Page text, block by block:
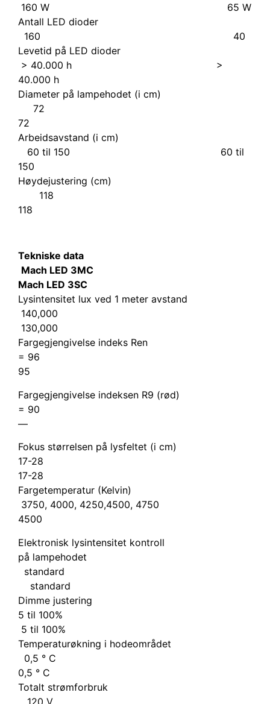
160 W 65 W
Antall LED dioder
160 40
Levetid på LED dioder
> 40.000 h >
40.000 h
Diameter på lampehodet (i cm)
72
72
Arbeidsavstand (i cm)
60 til 150 60 til
150
Høydejustering (cm)
118
118
Tekniske data
Mach LED 3MC
Mach LED 3SC
Lysintensitet lux ved 1 meter avstand
140,000
130,000
Fargegjengivelse indeks Ren
= 96
95
Fargegjengivelse indeksen R9 (rød)
= 90
—
Fokus størrelsen på lysfeltet (i cm)
17-28
17-28
Fargetemperatur (Kelvin)
3750, 4000, 4250,4500, 4750
4500
Elektronisk lysintensitet kontroll
på lampehodet
standard
standard
Dimme justering
5 til 100%
5 til 100%
Temperaturøkning i hodeområdet
0,5 ° C
0,5 ° C
Totalt strømforbruk
120 V